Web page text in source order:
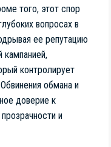
того, этот спор
вопросах в
ее репутацию
кампанией,
контролирует
обмана и
доверие к
и